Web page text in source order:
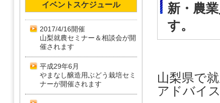
新・農
す。
山梨県で
アドバイ
イベントスケジュール
2017/4/16開催
山梨就農セミナー＆相談会が開
催されます
平成29年6月
やまなし醸造用ぶどう栽培セミ
ナーが開催されます